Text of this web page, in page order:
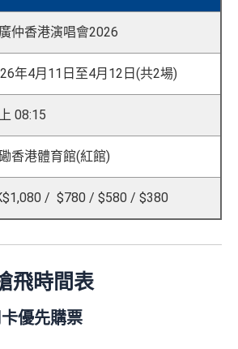
仲香港演唱會2026
年4月11日至4月12日(共2場)
08:15
香港體育館(紅館)
/ $780 / $580 / $380
飛時間表
優先購票